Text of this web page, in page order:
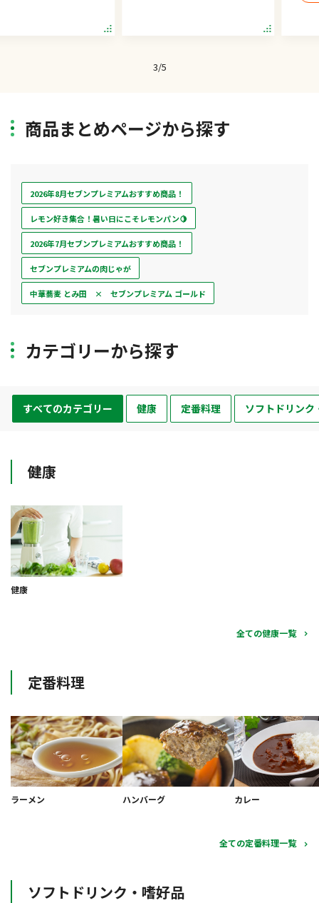
3/5
商品まとめページから探す
2026年8月セブンプレミアムおすすめ商品！
レモン好き集合！暑い日にこそレモンパン🍋
2026年7月セブンプレミアムおすすめ商品！
セブンプレミアムの肉じゃが
中華蕎麦 とみ田 × セブンプレミアム ゴールド
カテゴリーから探す
すべてのカテゴリー 健康 定番料理 ソフトドリンク
健康
健康
全ての健康一覧
定番料理
ラーメン ハンバーグ カレー
全ての定番料理一覧
ソフトドリンク・嗜好品